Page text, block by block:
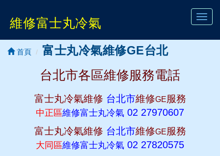
維修富士丸冷氣
首頁 富士丸冷氣維修GE台北
台北市各區維修服務電話
富士丸冷氣維修 台北市維修GE服務
中正區維修富士丸冷氣 02 27970607
富士丸冷氣維修 台北市維修GE服務
大同區維修富士丸冷氣 02 27820575